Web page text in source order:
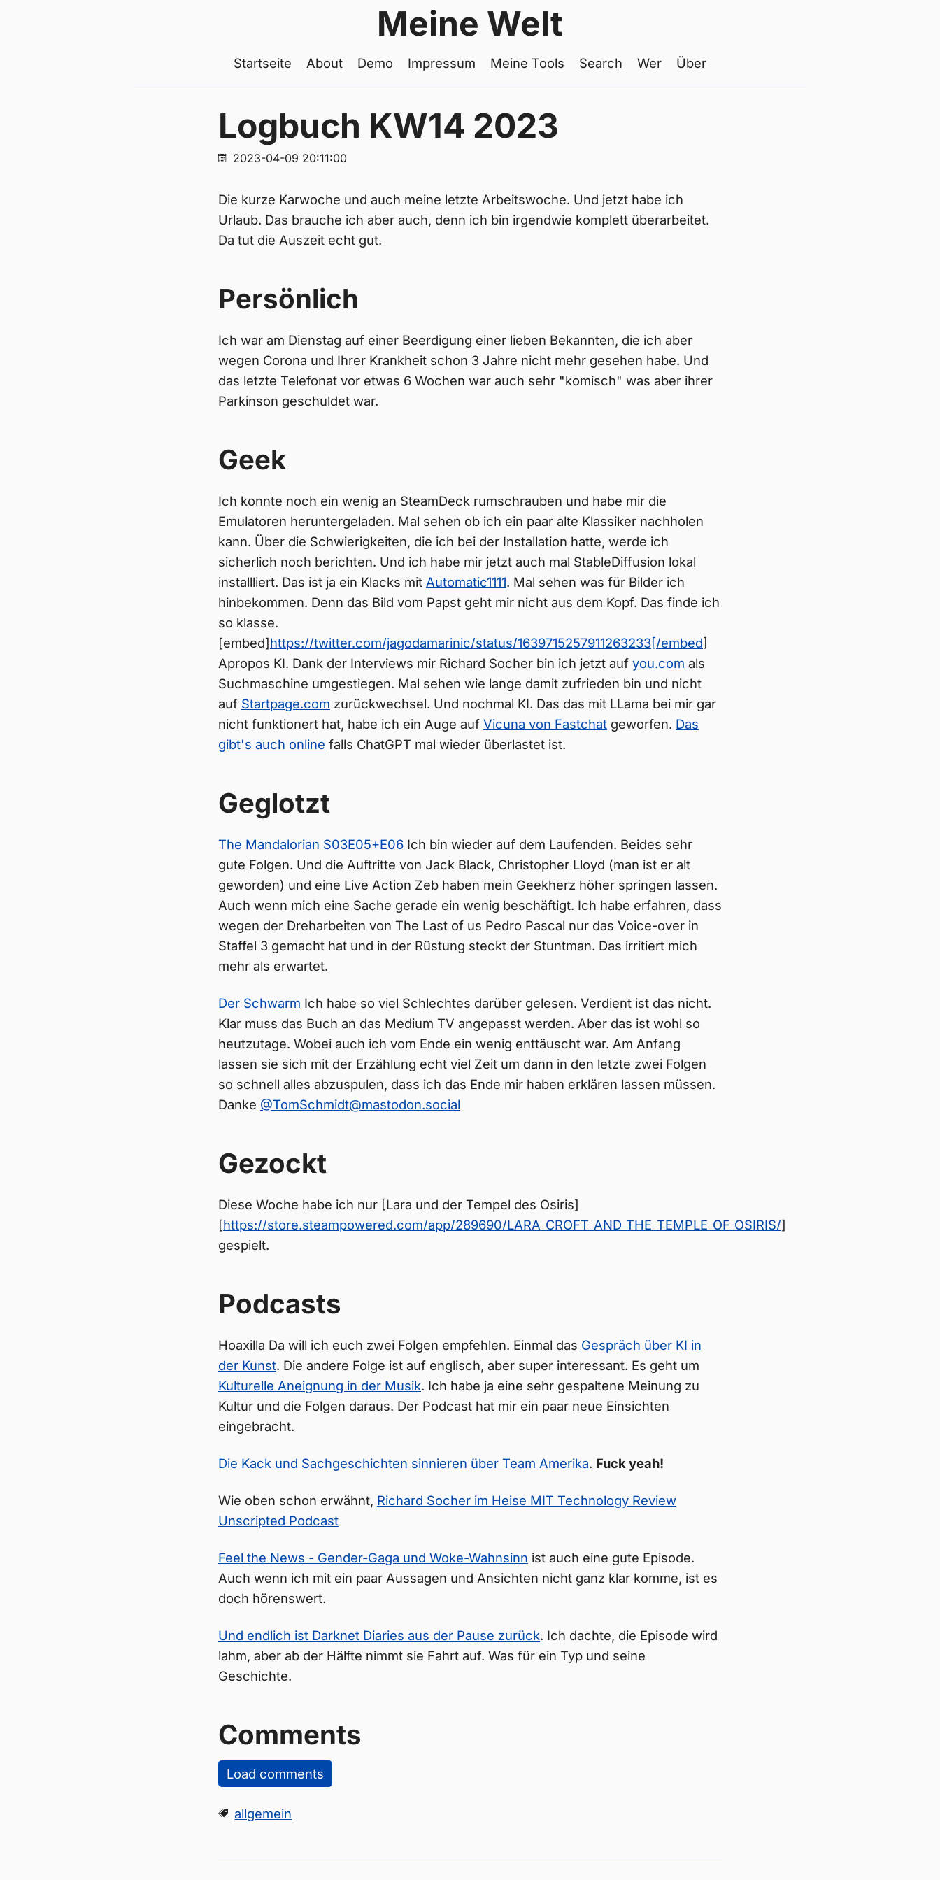
Meine Welt
Startseite About Demo Impressum Meine Tools Search Wer Über
Logbuch KW14 2023
2023-04-09 20:11:00
Die kurze Karwoche und auch meine letzte Arbeitswoche. Und jetzt habe ich
Urlaub. Das brauche ich aber auch, denn ich bin irgendwie komplett überarbeitet.
Da tut die Auszeit echt gut.
Persönlich
Ich war am Dienstag auf einer Beerdigung einer lieben Bekannten, die ich aber
wegen Corona und Ihrer Krankheit schon 3 Jahre nicht mehr gesehen habe. Und
das letzte Telefonat vor etwas 6 Wochen war auch sehr "komisch" was aber ihrer
Parkinson geschuldet war.
Geek
Ich konnte noch ein wenig an SteamDeck rumschrauben und habe mir die
Emulatoren heruntergeladen. Mal sehen ob ich ein paar alte Klassiker nachholen
kann. Über die Schwierigkeiten, die ich bei der Installation hatte, werde ich
sicherlich noch berichten. Und ich habe mir jetzt auch mal StableDiffusion lokal
installliert. Das ist ja ein Klacks mit Automatic1111. Mal sehen was für Bilder ich
hinbekommen. Denn das Bild vom Papst geht mir nicht aus dem Kopf. Das finde ich
so klasse.
[embed]https://twitter.com/jagodamarinic/status/1639715257911263233[/embed]
Apropos KI. Dank der Interviews mir Richard Socher bin ich jetzt auf you.com als
Suchmaschine umgestiegen. Mal sehen wie lange damit zufrieden bin und nicht
auf Startpage.com zurückwechsel. Und nochmal KI. Das das mit LLama bei mir gar
nicht funktionert hat, habe ich ein Auge auf Vicuna von Fastchat geworfen. Das
gibt's auch online falls ChatGPT mal wieder überlastet ist.
Geglotzt
The Mandalorian S03E05+E06 Ich bin wieder auf dem Laufenden. Beides sehr
gute Folgen. Und die Auftritte von Jack Black, Christopher Lloyd (man ist er alt
geworden) und eine Live Action Zeb haben mein Geekherz höher springen lassen.
Auch wenn mich eine Sache gerade ein wenig beschäftigt. Ich habe erfahren, dass
wegen der Dreharbeiten von The Last of us Pedro Pascal nur das Voice-over in
Staffel 3 gemacht hat und in der Rüstung steckt der Stuntman. Das irritiert mich
mehr als erwartet.
Der Schwarm Ich habe so viel Schlechtes darüber gelesen. Verdient ist das nicht.
Klar muss das Buch an das Medium TV angepasst werden. Aber das ist wohl so
heutzutage. Wobei auch ich vom Ende ein wenig enttäuscht war. Am Anfang
lassen sie sich mit der Erzählung echt viel Zeit um dann in den letzte zwei Folgen
so schnell alles abzuspulen, dass ich das Ende mir haben erklären lassen müssen.
Danke @TomSchmidt@mastodon.social
Gezockt
Diese Woche habe ich nur [Lara und der Tempel des Osiris]
[https://store.steampowered.com/app/289690/LARA_CROFT_AND_THE_TEMPLE_OF_OSIRIS/]
gespielt.
Podcasts
Hoaxilla Da will ich euch zwei Folgen empfehlen. Einmal das Gespräch über KI in
der Kunst. Die andere Folge ist auf englisch, aber super interessant. Es geht um
Kulturelle Aneignung in der Musik. Ich habe ja eine sehr gespaltene Meinung zu
Kultur und die Folgen daraus. Der Podcast hat mir ein paar neue Einsichten
eingebracht.
Die Kack und Sachgeschichten sinnieren über Team Amerika. Fuck yeah!
Wie oben schon erwähnt, Richard Socher im Heise MIT Technology Review
Unscripted Podcast
Feel the News - Gender-Gaga und Woke-Wahnsinn ist auch eine gute Episode.
Auch wenn ich mit ein paar Aussagen und Ansichten nicht ganz klar komme, ist es
doch hörenswert.
Und endlich ist Darknet Diaries aus der Pause zurück. Ich dachte, die Episode wird
lahm, aber ab der Hälfte nimmt sie Fahrt auf. Was für ein Typ und seine
Geschichte.
Comments
Load comments
allgemein